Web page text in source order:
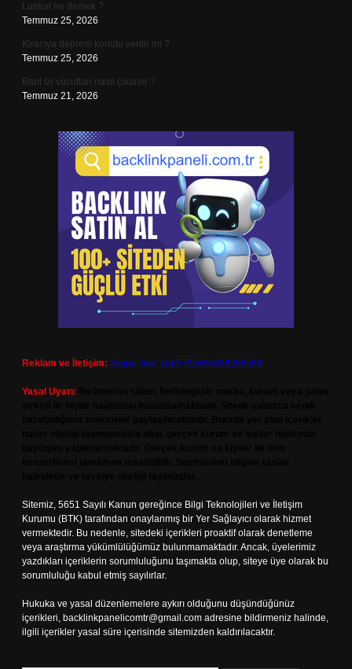
Lustral ne demek ?
Temmuz 25, 2026
Kiracıya deprem konutu verilir mi ?
Temmuz 25, 2026
Bant izi vücuttan nasıl çıkarılır ?
Temmuz 21, 2026
Reklam ve İletişim: Skype: live:.cid.575569c608265c69
Yasal Uyarı:
Sitemiz, 5651 Sayılı Kanun gereğince Bilgi Teknolojileri ve İletişim
Kurumu (BTK) tarafından onaylanmış bir Yer Sağlayıcı olarak hizmet
vermektedir. Bu nedenle, sitedeki içerikleri proaktif olarak denetleme
veya araştırma yükümlülüğümüz bulunmamaktadır. Ancak, üyelerimiz
yazdıkları içeriklerin sorumluluğunu taşımakta olup, siteye üye olarak bu
sorumluluğu kabul etmiş sayılırlar.
Hukuka ve yasal düzenlemelere aykırı olduğunu düşündüğünüz
içerikleri, backlinkpanelicomtr@gmail.com adresine bildirmeniz halinde,
ilgili içerikler yasal süre içerisinde sitemizden kaldırılacaktır.